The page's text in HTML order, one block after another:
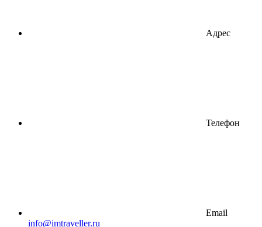
Адрес
Телефон
Email
info@imtraveller.ru